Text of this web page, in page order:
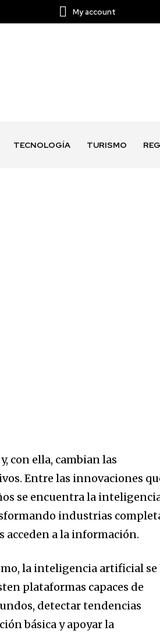
My account
TECNOLOGÍA TURISMO
con ella, cambian las
Entre las innovaciones
se encuentra la
industrias
acceden a la información.
la inteligencia artificial se
plataformas capaces de
detectar tendencias
básica y apoyar la